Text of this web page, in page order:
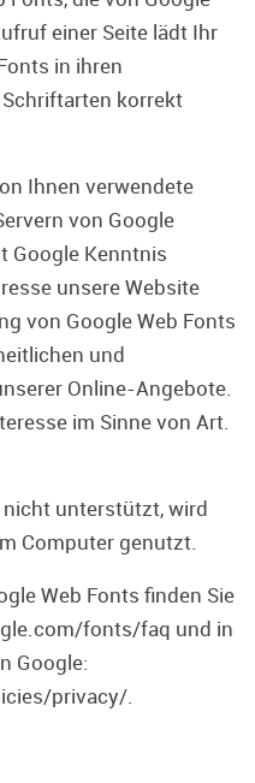
einer Seite lädt Ihr
in ihren
korrekt
Ihnen verwendete
von Google
Google Kenntnis
unsere Website
von Google Web Fonts
und
Online-Angebote.
im Sinne von Art.
nicht unterstützt, wird
Computer genutzt.
Web Fonts finden Sie
fonts/faq und in
Google:
privacy/